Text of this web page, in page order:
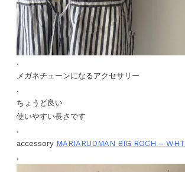
.
メガネチェーンになるアクセサリー
.
ちょうど良い
使いやすい長さです
.
accessory MARIARUDMAN BIG ROCH – WHT
.